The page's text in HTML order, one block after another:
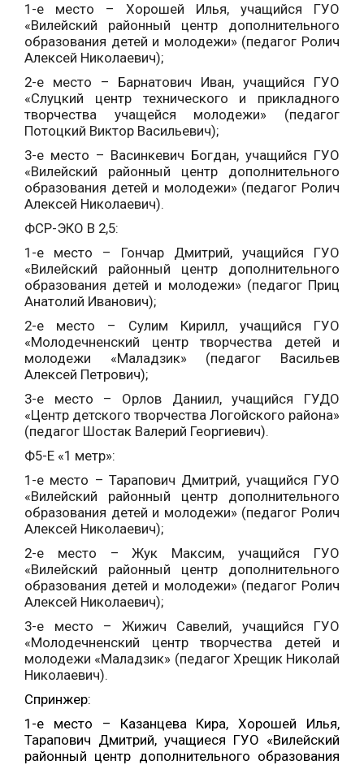
1-е место – Хорошей Илья, учащийся ГУО
«Вилейский районный центр дополнительного
образования детей и молодежи» (педагог Ролич
Алексей Николаевич);
2-е место – Барнатович Иван, учащийся ГУО
«Слуцкий центр технического и прикладного
творчества учащейся молодежи» (педагог
Потоцкий Виктор Васильевич);
3-е место – Васинкевич Богдан, учащийся ГУО
«Вилейский районный центр дополнительного
образования детей и молодежи» (педагог Ролич
Алексей Николаевич).
ФСР-ЭКО В 2,5:
1-е место – Гончар Дмитрий, учащийся ГУО
«Вилейский районный центр дополнительного
образования детей и молодежи» (педагог Приц
Анатолий Иванович);
2-е место – Сулим Кирилл, учащийся ГУО
«Молодечненский центр творчества детей и
молодежи «Маладзик» (педагог Васильев
Алексей Петрович);
3-е место – Орлов Даниил, учащийся ГУДО
«Центр детского творчества Логойского района»
(педагог Шостак Валерий Георгиевич).
Ф5-Е «1 метр»:
1-е место – Тарапович Дмитрий, учащийся ГУО
«Вилейский районный центр дополнительного
образования детей и молодежи» (педагог Ролич
Алексей Николаевич);
2-е место – Жук Максим, учащийся ГУО
«Вилейский районный центр дополнительного
образования детей и молодежи» (педагог Ролич
Алексей Николаевич);
3-е место – Жижич Савелий, учащийся ГУО
«Молодечненский центр творчества детей и
молодежи «Маладзик» (педагог Хрещик Николай
Николаевич).
Спринжер:
1 -е место – Казанцева Кира, Хорошей Илья,
Тарапович Дмитрий, учащиеся ГУО «Вилейский
районный центр дополнительного образования